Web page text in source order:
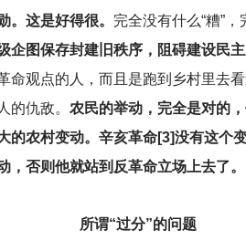
。这是好得很。 完全没有什么“糟”，
企图保存封建旧秩序，阻碍建设民
命观点的人，而且是跑到乡村里去
仇敌。 农民的举动，完全是对的
的农村变动。辛亥革命[3]没有这个
否则他就站到反革命立场上去了。
所谓“过分”的问题